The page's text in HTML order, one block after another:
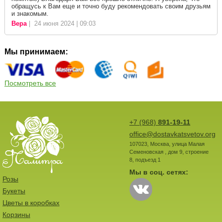
обращусь к Вам еще и точно буду рекомендовать своим друзьям
и знакомым.
Вера| 24 июня 2024 | 09:03
Мы принимаем:
Посмотреть все
+7 (968) 891-19-11
office@dostavkatsvetov.org
107023, Москва, улица Малая
Семеновская , дом 9, строение
8, подъезд 1
Мы в соц. сетях:
Розы
Букеты
Цветы в коробках
Корзины